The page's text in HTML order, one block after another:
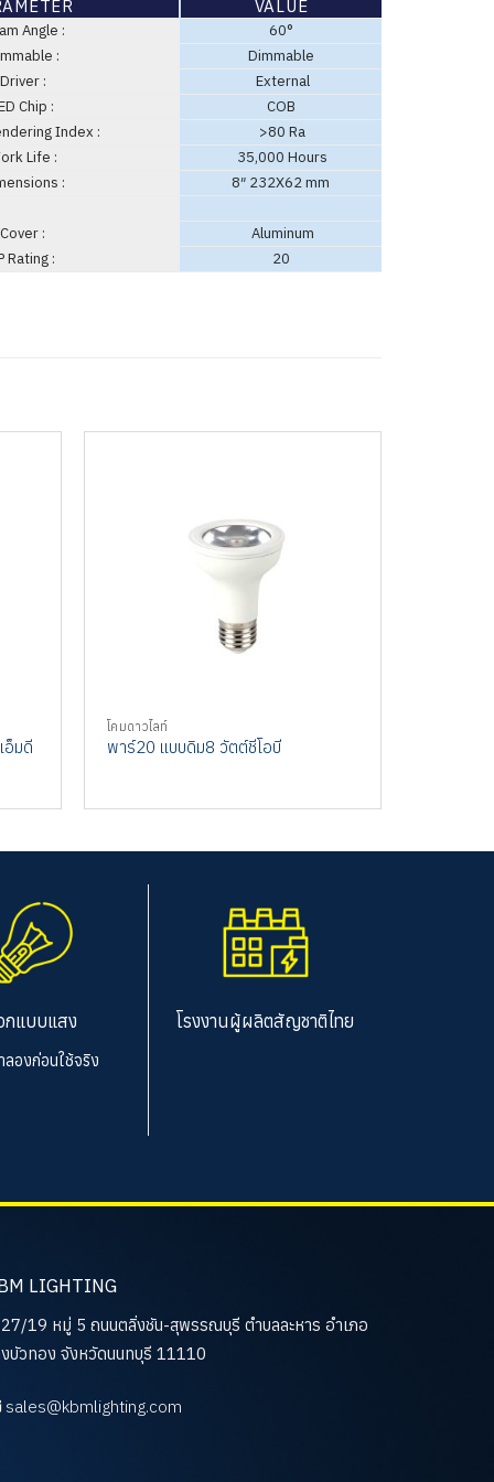
VALUE
Angle :
60°
:
Dimmable
Driver :
External
Chip :
COB
Index :
>80 Ra
Life :
35,000 Hours
:
8″ 232X62 mm
Cover :
Aluminum
Rating : 20
อ็มดี
โคมดาวไลท์
พาร์20 แบบดิม8 วัตต์ชีโอบี
กแบบแสง
ลองก่อนใช้จริง
โรงงานผู้ผลิตสัญชาติไทย
LIGHTING
19 หมู่ 5 ถนนตลิ่งชัน-สุพรรณบุรี ตำบลละหาร อำเภอ
บัวทอง จังหวัดนนทบุรี 11110
sales@kbmlighting.com